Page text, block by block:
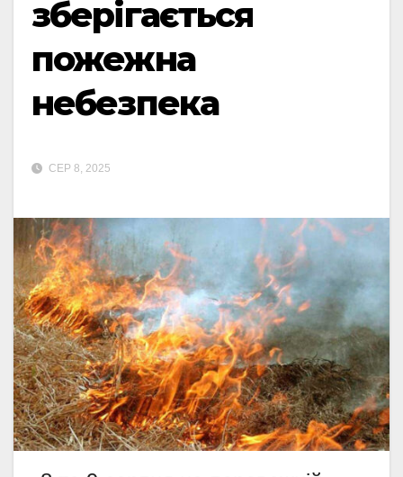
зберігається
пожежна
небезпека
СЕР 8, 2025